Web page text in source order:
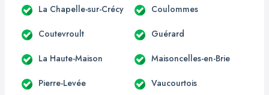
La Chapelle-sur-Crécy Coulommes
Coutevroult Guérard
La Haute-Maison Maisoncelles-en-Brie
Pierre-Levée Vaucourtois